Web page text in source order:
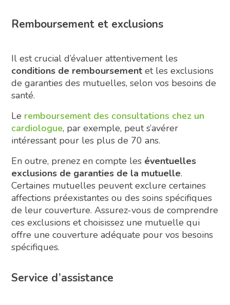
Remboursement et exclusions
Il est crucial d’évaluer attentivement les
conditions de remboursement et les exclusions
de garanties des mutuelles, selon vos besoins de
santé.
Le remboursement des consultations chez un
cardiologue, par exemple, peut s’avérer
intéressant pour les plus de 70 ans.
En outre, prenez en compte les éventuelles
exclusions de garanties de la mutuelle.
Certaines mutuelles peuvent exclure certaines
affections préexistantes ou des soins spécifiques
de leur couverture. Assurez-vous de comprendre
ces exclusions et choisissez une mutuelle qui
offre une couverture adéquate pour vos besoins
spécifiques.
Service d’assistance